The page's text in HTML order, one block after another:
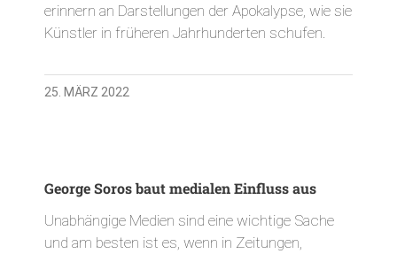
erinnern an Darstellungen der Apokalypse, wie sie
Künstler in früheren Jahrhunderten schufen.
25. MÄRZ 2022
George Soros baut medialen Einfluss aus
Unabhängige Medien sind eine wichtige Sache
und am besten ist es, wenn in Zeitungen,